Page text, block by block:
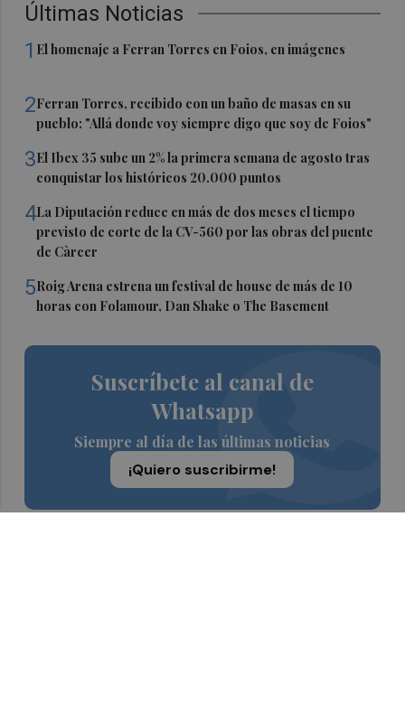
Últimas Noticias
1 El homenaje a Ferran Torres en Foios, en imágenes
2Ferran Torres, recibido con un baño de masas en su
pueblo: "Allá donde voy siempre digo que soy de Foios"
3El Ibex 35 sube un 2% la primera semana de agosto tras
conquistar los históricos 20.000 puntos
4La Diputación reduce en más de dos meses el tiempo
previsto de corte de la CV-560 por las obras del puente
de Càrcer
5Roig Arena estrena un festival de house de más de 10
horas con Folamour, Dan Shake o The Basement
Suscríbete al canal de
Whatsapp
Siempre al día de las últimas noticias
¡Quiero suscribirme!